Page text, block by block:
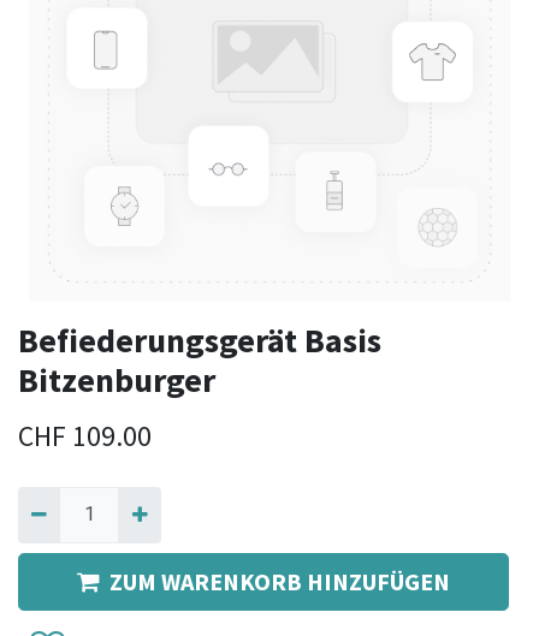
Befiederungsgerät Basis
Bitzenburger
CHF 109.00
ZUM WARENKORB HINZUFÜGEN